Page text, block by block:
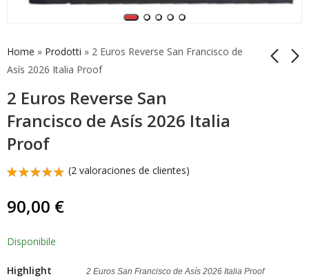
Home » Prodotti » 2 Euros Reverse San Francisco de
Asís 2026 Italia Proof
2 Euros Reverse San
Francisco de Asís 2026 Italia
Proof
Sera 2026 Italia Plata
Resurrección Vaticano
2025 Plata Proof Rara
con 5.00
de 5 en
base a
de un
cliente
(2 valoraciones de clientes)
90,00 €
Disponibile
Highlight 2 Euros San Francisco de Asís 2026 Italia Proof